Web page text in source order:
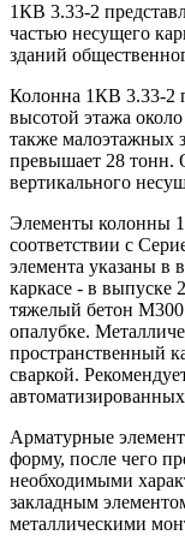
1КВ 3.33-2
частью несущего
зданий
Колонна 1КВ 3.33-2
высотой этажа
также малоэтажных
превышает 28 тонн.
вертикального
Элементы колонны
соответствии с
элемента указаны в
каркасе - в выпуске
тяжелый бетон
опалубке.
пространственный
сваркой.
Арматурные
форму, после чего
необходимыми
закладным
металлическими